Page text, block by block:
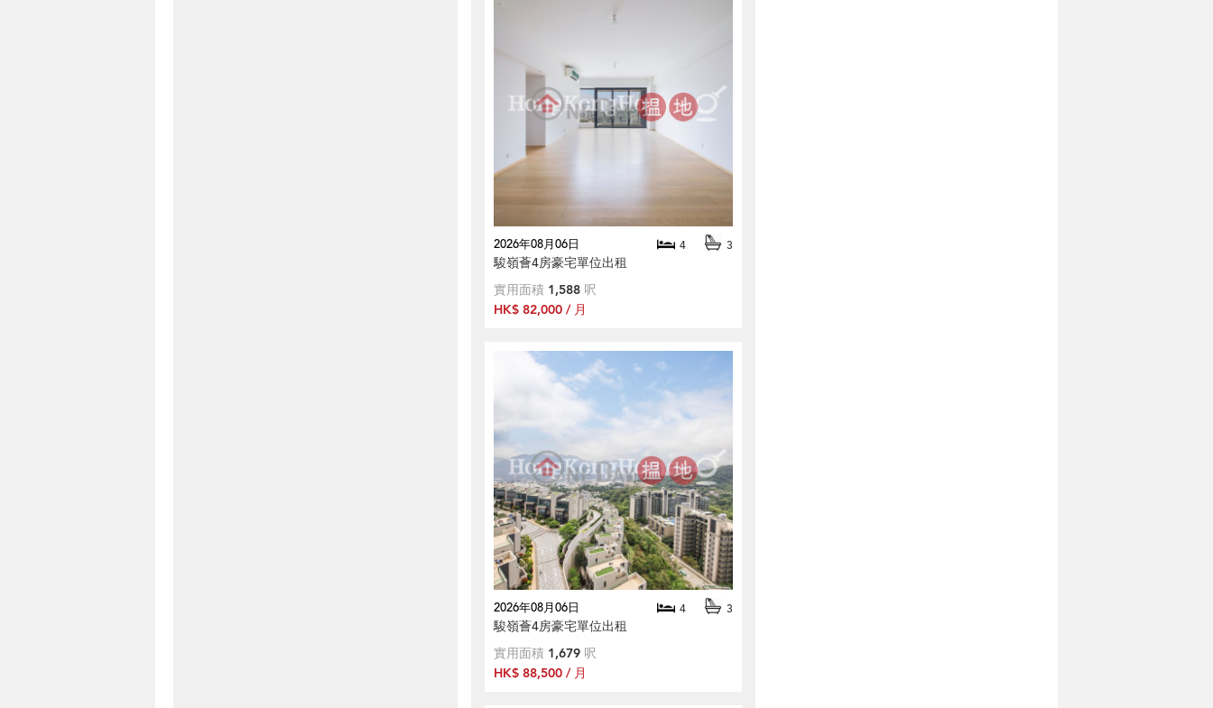
2026年08月06日 4 3
駿嶺薈4房豪宅單位出租
實用面積 1,588 呎
HK$ 82,000 / 月
2026年08月06日 4 3
駿嶺薈4房豪宅單位出租
實用面積 1,679 呎
HK$ 88,500 / 月